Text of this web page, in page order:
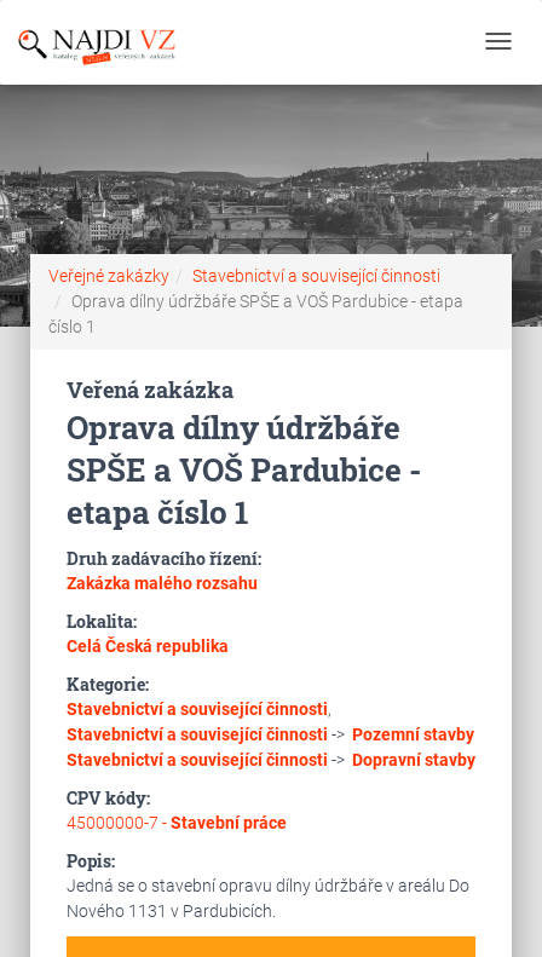
Veřejné zakázky
Stavebnictví a související činnosti
Oprava dílny údržbáře SPŠE a VOŠ Pardubice - etapa
číslo 1
Veřená zakázka
Oprava dílny údržbáře
SPŠE a VOŠ Pardubice -
etapa číslo 1
Druh zadávacího řízení:
Zakázka malého rozsahu
Lokalita:
Celá Česká republika
Kategorie:
Stavebnictví a související činnosti,
Stavebnictví a související činnosti -> Pozemní stavby
Stavebnictví a související činnosti -> Dopravní stavby
CPV kódy:
45000000-7 -Stavební práce
Popis:
Jedná se o stavební opravu dílny údržbáře v areálu Do
Nového 1131 v Pardubicích.